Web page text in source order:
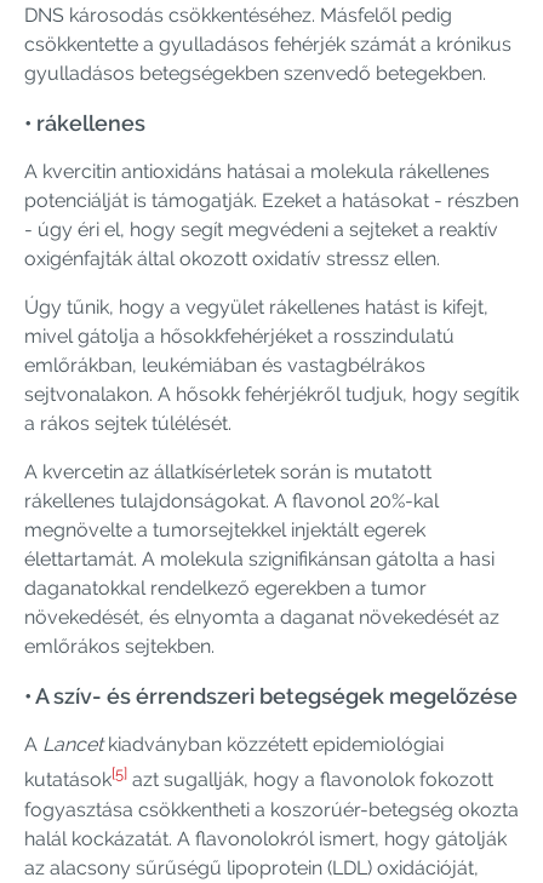
DNS károsodás csökkentéséhez. Másfelől pedig
csökkentette a gyulladásos fehérjék számát a krónikus
gyulladásos betegségekben szenvedő betegekben.
• rákellenes
A kvercitin antioxidáns hatásai a molekula rákellenes
potenciálját is támogatják. Ezeket a hatásokat - részben
- úgy éri el, hogy segít megvédeni a sejteket a reaktív
oxigénfajták által okozott oxidatív stressz ellen.
Úgy tűnik, hogy a vegyület rákellenes hatást is kifejt,
mivel gátolja a hősokkfehérjéket a rosszindulatú
emlőrákban, leukémiában és vastagbélrákos
sejtvonalakon. A hősokk fehérjékről tudjuk, hogy segítik
a rákos sejtek túlélését.
A kvercetin az állatkísérletek során is mutatott
rákellenes tulajdonságokat. A flavonol 20%-kal
megnövelte a tumorsejtekkel injektált egerek
élettartamát. A molekula szignifikánsan gátolta a hasi
daganatokkal rendelkező egerekben a tumor
növekedését, és elnyomta a daganat növekedését az
emlőrákos sejtekben.
• A szív- és érrendszeri betegségek megelőzése
A Lancetkiadványban közzétett epidemiológiai
kutatások[5] azt sugallják, hogy a flavonolok fokozott
fogyasztása csökkentheti a koszorúér-betegség okozta
halál kockázatát. A flavonolokról ismert, hogy gátolják
az alacsony sűrűségű lipoprotein (LDL) oxidációját,